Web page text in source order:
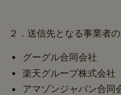
２．送信先となる事業者
グーグル合同会社
楽天グループ株式会社
アマゾンジャパン合同